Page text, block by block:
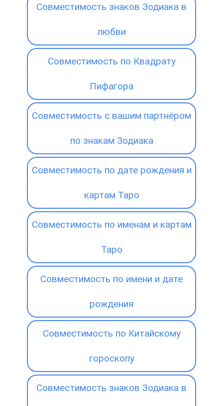
Совместимость знаков Зодиака в
любви
Совместимость по Квадрату
Пифагора
Совместимость с вашим партнёром
по знакам Зодиака
Совместимость по дате рождения и
картам Таро
Совместимость по именам и картам
Таро
Совместимость по имени и дате
рождения
Совместимость по Китайскому
гороскопу
Совместимость знаков Зодиака в